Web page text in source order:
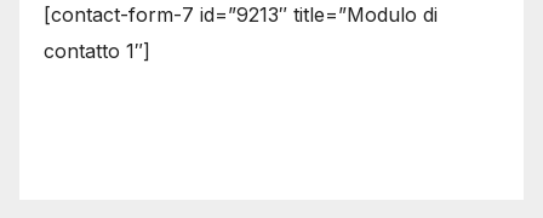
[contact-form-7 id=”9213″ title=”Modulo di
contatto 1″]